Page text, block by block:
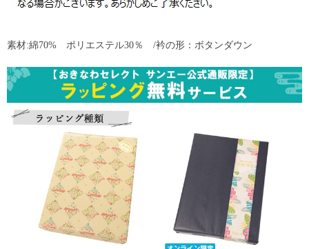
素材:綿70% ポリエステル30％ /衿の形：ボタンダウン